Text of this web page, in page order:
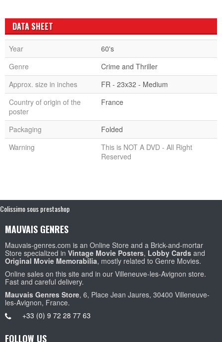
DATA SHEET
Year
60's
Genre
Crime and Thriller
Approx. size in inches
FR - 23x32 - Medium
Country of origin of the
poster
France
Packaging
Folded
Warning
This is NOT A DVD - All Right
Reserved
Colissimo sous prestashop
MAUVAIS GENRES
Mauvais-genres.com is an Online Store and a Brick-and-mortar
Store specialized in Vintage Movie Posters, Lobby Cards and
Original Movie Memorabilia, mostly related to Genre Movies.
Online sales on this site and in our Villeneuve-les-Avignon store.
Fast and careful delivery.
Mauvais Genres Store, 6, Place Jean Jaures, 30400 Villeneuve-
les-Avignon, France.
+33 (0) 9 72 28 77 63
FOLLOW US